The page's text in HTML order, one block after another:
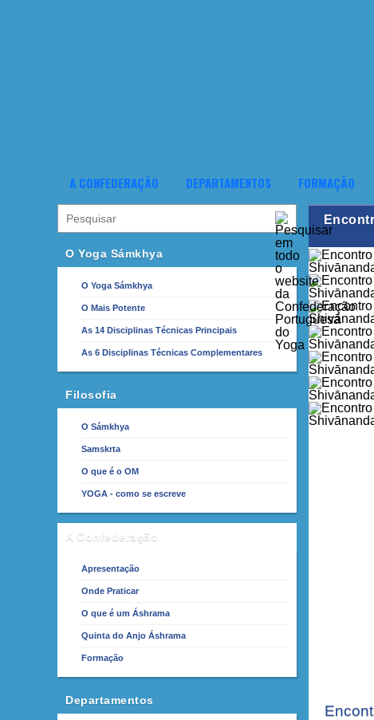
A CONFEDERAÇÃO DEPARTAMENTOS FORMAÇÃO
O Yoga Sámkhya
O Yoga Sámkhya
O Mais Potente
As 14 Disciplinas Técnicas Principais
As 6 Disciplinas Técnicas Complementares
Filosofia
O Sámkhya
Samskrta
O que é o OM
YOGA - como se escreve
A Confederação
Apresentação
Onde Praticar
O que é um Áshrama
Quinta do Anjo Áshrama
Formação
Departamentos